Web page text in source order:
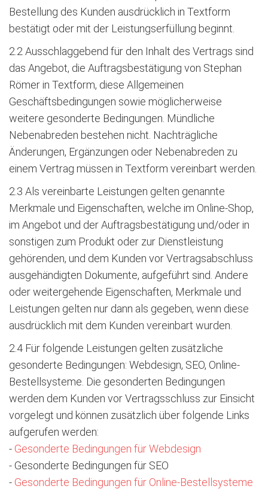
Bestellung des Kunden ausdrücklich in Textform
bestätigt oder mit der Leistungserfüllung beginnt.
2.2 Ausschlaggebend für den Inhalt des Vertrags sind
das Angebot, die Auftragsbestätigung von Stephan
Römer in Textform, diese Allgemeinen
Geschäftsbedingungen sowie möglicherweise
weitere gesonderte Bedingungen. Mündliche
Nebenabreden bestehen nicht. Nachträgliche
Änderungen, Ergänzungen oder Nebenabreden zu
einem Vertrag müssen in Textform vereinbart werden.
2.3 Als vereinbarte Leistungen gelten genannte
Merkmale und Eigenschaften, welche im Online-Shop,
im Angebot und der Auftragsbestätigung und/oder in
sonstigen zum Produkt oder zur Dienstleistung
gehörenden, und dem Kunden vor Vertragsabschluss
ausgehändigten Dokumente, aufgeführt sind. Andere
oder weitergehende Eigenschaften, Merkmale und
Leistungen gelten nur dann als gegeben, wenn diese
ausdrücklich mit dem Kunden vereinbart wurden.
2.4 Für folgende Leistungen gelten zusätzliche
gesonderte Bedingungen: Webdesign, SEO, Online-
Bestellsysteme. Die gesonderten Bedingungen
werden dem Kunden vor Vertragsschluss zur Einsicht
vorgelegt und können zusätzlich über folgende Links
aufgerufen werden:
- Gesonderte Bedingungen für Webdesign
- Gesonderte Bedingungen für SEO
- Gesonderte Bedingungen für Online-Bestellsysteme